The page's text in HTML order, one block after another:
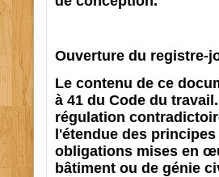
Ouverture du registre-
Le contenu de ce
à 41 du Code du
régulation
l'étendue des
obligations mises en
bâtiment ou de génie